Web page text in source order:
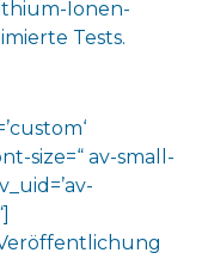
Ionen-
Tests.
size=“ av-small-